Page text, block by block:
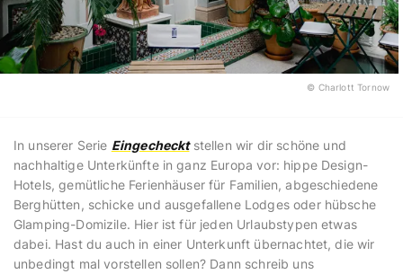
© Charlott Tornow
In unserer Serie Eingechecktstellen wir dir schöne und
nachhaltige Unterkünfte in ganz Europa vor: hippe Design-
Hotels, gemütliche Ferienhäuser für Familien, abgeschiedene
Berghütten, schicke und ausgefallene Lodges oder hübsche
Glamping-Domizile. Hier ist für jeden Urlaubstypen etwas
dabei. Hast du auch in einer Unterkunft übernachtet, die wir
unbedingt mal vorstellen sollen? Dann schreib uns